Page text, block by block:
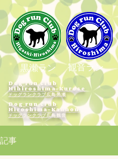
黒瀬ラン 観音ラン
Dog run Club
Hihiroshima-Kurose
ドッグランクラブ広島黒瀬
Dog run Club
Hiroshima-Kannon
​ドッグランクラブ広島観音
記事